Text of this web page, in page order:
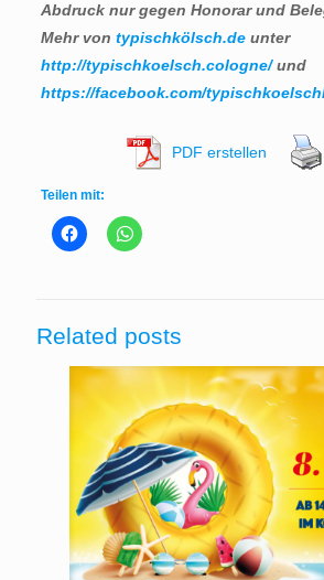
Abdruck nur gegen Honorar und
Mehr von typischkölsch.deunter
http://typischkoelsch.cologne/und
https://facebook.com/
PDF erstellen
Teilen mit:
Related posts